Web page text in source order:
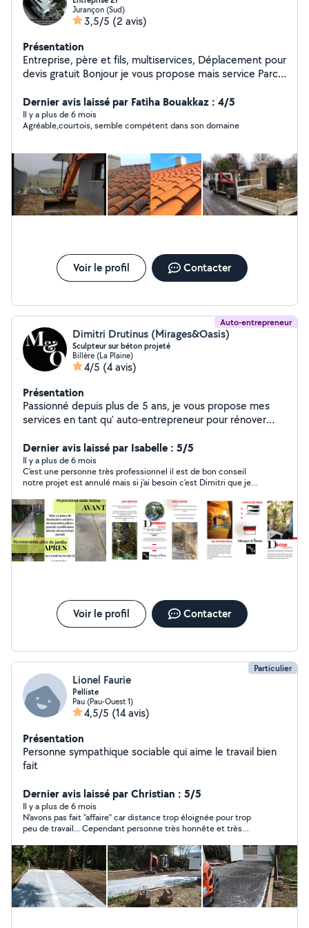
Jurançon (Sud)
3,5/5 (2 avis)
Présentation
Entreprise, père et fils, multiservices, Déplacement pour
devis gratuit Bonjour je vous propose mais service Parc
plantation et semences de pelouse ou arbustes
-élagage d'arbres -abattage d'arbres - réalisation de
massif en cailloux ou fleuris -pose de clôture (alu ou
terrassement etc Nettoyage : - des toitures et façades
-sOl J'étudie toute proposition de travaux et je
m'adapte au mieux à vos demande . Contacter moi via
l'application A très vite.
Dernier avis laissé par Fatiha Bouakkaz : 4/5
Il y a plus de 6 mois
Agréable,courtois, semble compétent dans son domaine
Voir le profil Contacter
Auto-entrepreneur
Dimitri Drutinus (Mirages&Oasis)
Sculpteur sur béton projeté
Billère (La Plaine)
4/5 (4 avis)
Présentation
Passionné depuis plus de 5 ans, je vous propose mes
services en tant qu' auto-entrepreneur pour rénover
autres matières. N hésitez pas à me contacter pour
prendre connaissance de vos attentes et devis.
Dernier avis laissé par Isabelle : 5/5
Il y a plus de 6 mois
C’est une personne très professionnel il est de bon conseil
notre projet est annulé mais si j’ai besoin c’est Dimitri que je
Voir le profil Contacter
Particulier
Lionel Faurie
Pelliste
Pau (Pau-Ouest 1)
4,5/5 (14 avis)
Présentation
Personne sympathique sociable qui aime le travail bien
fait
Dernier avis laissé par Christian : 5/5
Il y a plus de 6 mois
N'avons pas fait "affaire" car distance trop éloignée pour trop
peu de travail... Cependant personne très honnête et très